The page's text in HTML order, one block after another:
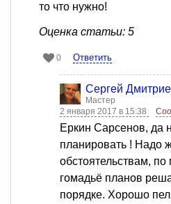
то что нужно!
Оценка статьи: 5
0 Ответить
Сергей
Мастер
2 января 2017 в 15:38
Еркин Сарсенов, да
планировать ! Надо
обстоятельствам, по
гомадьё планов
порядке. Хорошо